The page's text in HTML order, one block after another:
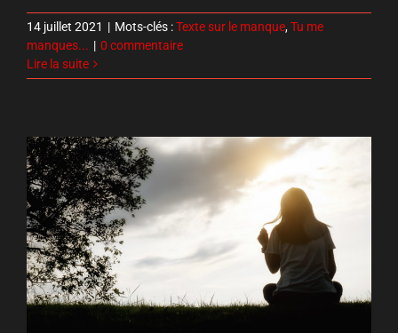
14 juillet 2021 | Mots-clés :Texte sur le manque,Tu me
manques... | 0 commentaire
Lire la suite